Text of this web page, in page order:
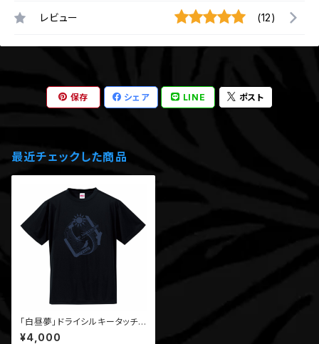
レビュー (12)
保存 シェア LINE ポスト
最近チェックした商品
「白昼夢」ドライシルキータッチT
シャツ（黒）/受注生産分
¥4,000